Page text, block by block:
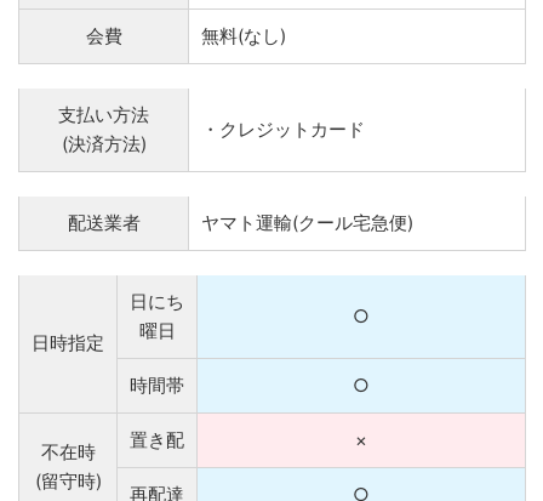
会費 無料(なし)
支払い方法
(決済方法)
・クレジットカード
配送業者 ヤマト運輸(クール宅急便)
日時指定
日にち
曜日
○
時間帯 ○
不在時
(留守時)
置き配 ×
再配達 ○